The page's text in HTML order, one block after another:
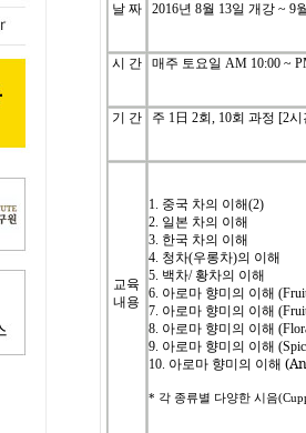
날 짜 2016년 8월 13일 개강 ~ 9
시 간 매주 토요일 AM 10:00 ~
기 간 주 1日 2회, 10회 과정 [2시
교육
내용
1. 중국 차의 이해(2)
2. 일본 차의 이해
3. 한국 차의 이해
4. 청차(우롱차)의 이해
5. 백차/황차의 이해
6. 아로마 향미의 이해
7. 아로마 향미의 이해
8. 아로마 향미의 이해
9. 아로마 향미의 이해
10. 아로마 향미의 이해
* 각 종류별 다양한 시음